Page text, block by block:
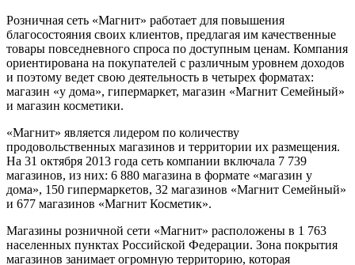
Розничная сеть «Магнит» работает для повышения
благосостояния своих клиентов, предлагая им качественные
товары повседневного спроса по доступным ценам. Компания
ориентирована на покупателей с различным уровнем доходов
и поэтому ведет свою деятельность в четырех форматах:
магазин «у дома», гипермаркет, магазин «Магнит Семейный»
и магазин косметики.
«Магнит» является лидером по количеству
продовольственных магазинов и территории их размещения.
На 31 октября 2013 года сеть компании включала 7 739
магазинов, из них: 6 880 магазина в формате «магазин у
дома», 150 гипермаркетов, 32 магазинов «Магнит Семейный»
и 677 магазинов «Магнит Косметик».
Магазины розничной сети «Магнит» расположены в 1 763
населенных пунктах Российской Федерации. Зона покрытия
магазинов занимает огромную территорию, которая